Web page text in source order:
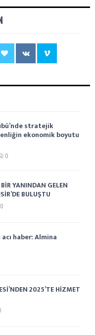
stratejik
ekonomik boyutu
0
YANINDAN GELEN
BULUŞTU
0
haber: Almina
2025’TE HİZMET